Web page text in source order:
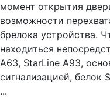
момент открытия
возможности
брелока устройства.
находиться
A63, StarLine A93,
сигнализацией, белок
...